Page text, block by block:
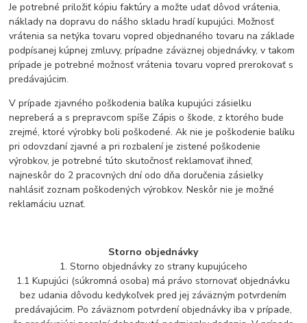
Je potrebné priložiť kópiu faktúry a možte udať dôvod vrátenia,
náklady na dopravu do nášho skladu hradí kupujúci. Možnosť
vrátenia sa netýka tovaru vopred objednaného tovaru na základe
podpísanej kúpnej zmluvy, prípadne záväznej objednávky, v takom
prípade je potrebné možnosť vrátenia tovaru vopred prerokovať s
predávajúcim.
V prípade zjavného poškodenia balíka kupujúci zásielku
nepreberá a s prepravcom spíše Zápis o škode, z ktorého bude
zrejmé, ktoré výrobky boli poškodené. Ak nie je poškodenie balíku
pri odovzdaní zjavné a pri rozbalení je zistené poškodenie
výrobkov, je potrebné túto skutočnosť reklamovať ihneď,
najneskôr do 2 pracovných dní odo dňa doručenia zásielky
nahlásiť zoznam poškodených výrobkov. Neskôr nie je možné
reklamáciu uznať.
Storno objednávky
1. Storno objednávky zo strany kupujúceho
1.1 Kupujúci (súkromná osoba) má právo stornovať objednávku
bez udania dôvodu kedykoľvek pred jej záväzným potvrdením
predávajúcim. Po záväznom potvrdení objednávky iba v prípade,